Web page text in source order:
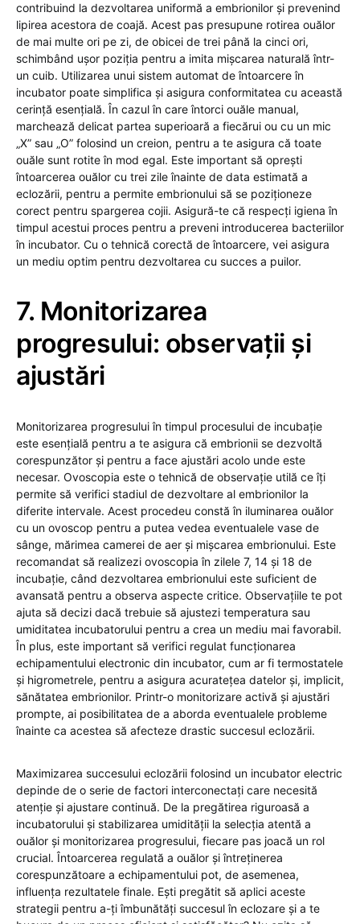
contribuind la dezvoltarea uniformă a embrionilor și prevenind
lipirea acestora de coajă. Acest pas presupune rotirea ouălor
de mai multe ori pe zi, de obicei de trei până la cinci ori,
schimbând ușor poziția pentru a imita mișcarea naturală într-
un cuib. Utilizarea unui sistem automat de întoarcere în
incubator poate simplifica și asigura conformitatea cu această
cerință esențială. În cazul în care întorci ouăle manual,
marchează delicat partea superioară a fiecărui ou cu un mic
„X” sau „O” folosind un creion, pentru a te asigura că toate
ouăle sunt rotite în mod egal. Este important să oprești
întoarcerea ouălor cu trei zile înainte de data estimată a
eclozării, pentru a permite embrionului să se poziționeze
corect pentru spargerea cojii. Asigură-te că respecți igiena în
timpul acestui proces pentru a preveni introducerea bacteriilor
în incubator. Cu o tehnică corectă de întoarcere, vei asigura
un mediu optim pentru dezvoltarea cu succes a puilor.
7. Monitorizarea
progresului: observații și
ajustări
Monitorizarea progresului în timpul procesului de incubație
este esențială pentru a te asigura că embrionii se dezvoltă
corespunzător și pentru a face ajustări acolo unde este
necesar. Ovoscopia este o tehnică de observație utilă ce îți
permite să verifici stadiul de dezvoltare al embrionilor la
diferite intervale. Acest procedeu constă în iluminarea ouălor
cu un ovoscop pentru a putea vedea eventualele vase de
sânge, mărimea camerei de aer și mișcarea embrionului. Este
recomandat să realizezi ovoscopia în zilele 7, 14 și 18 de
incubație, când dezvoltarea embrionului este suficient de
avansată pentru a observa aspecte critice. Observațiile te pot
ajuta să decizi dacă trebuie să ajustezi temperatura sau
umiditatea incubatorului pentru a crea un mediu mai favorabil.
În plus, este important să verifici regulat funcționarea
echipamentului electronic din incubator, cum ar fi termostatele
și higrometrele, pentru a asigura acuratețea datelor și, implicit,
sănătatea embrionilor. Printr-o monitorizare activă și ajustări
prompte, ai posibilitatea de a aborda eventualele probleme
înainte ca acestea să afecteze drastic succesul eclozării.
Maximizarea succesului eclozării folosind un incubator electric
depinde de o serie de factori interconectați care necesită
atenție și ajustare continuă. De la pregătirea riguroasă a
incubatorului și stabilizarea umidității la selecția atentă a
ouălor și monitorizarea progresului, fiecare pas joacă un rol
crucial. Întoarcerea regulată a ouălor și întreținerea
corespunzătoare a echipamentului pot, de asemenea,
influența rezultatele finale. Ești pregătit să aplici aceste
strategii pentru a-ți îmbunătăți succesul în eclozare și a te